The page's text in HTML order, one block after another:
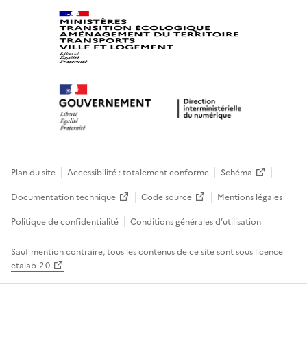
Plan du site Accessibilité : totalement conforme
Schéma
Documentation technique
Code source
Mentions légales
Politique de confidentialité
Conditions générales d’utilisation
Sauf mention contraire, tous les contenus de ce site sont sous licence
etalab-2.0